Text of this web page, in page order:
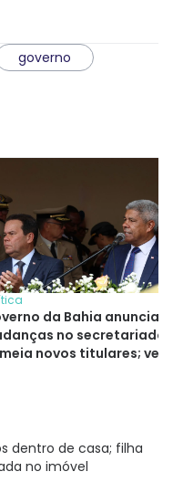
governo
da Bahia anuncia
no secretariado
novos titulares; veja
dentro de casa; filha
no imóvel